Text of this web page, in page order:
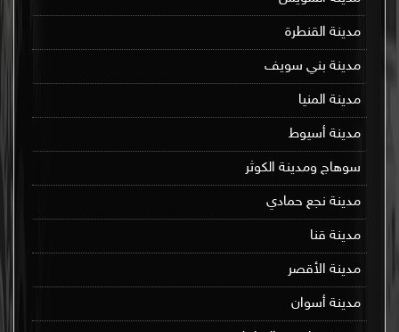
مدينة القنطرة
مدينة بني سويف
مدينة المنيا
مدينة أسيوط
سوهاج ومدينة الكوثر
مدينة نجع حمادي
مدينة قنا
مدينة الأقصر
مدينة أسوان